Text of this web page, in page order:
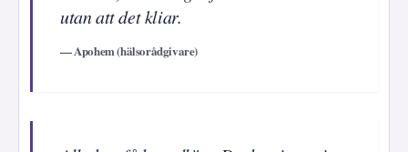
utan att det kliar.
— Apohem (hälsorådgivare)